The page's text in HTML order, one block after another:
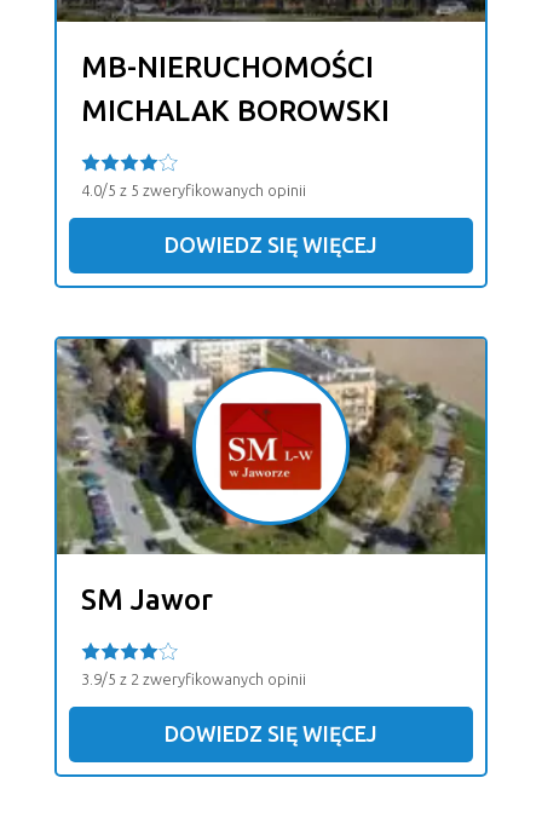
MB-NIERUCHOMOŚCI
MICHALAK BOROWSKI
4.0/5 z 5 zweryfikowanych opinii
DOWIEDZ SIĘ WIĘCEJ
SM Jawor
3.9/5 z 2 zweryfikowanych opinii
DOWIEDZ SIĘ WIĘCEJ